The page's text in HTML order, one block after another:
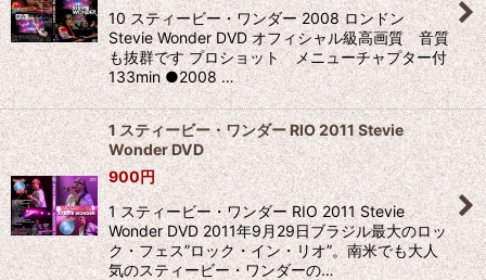
10 スティービー・ワンダー 2008 ロンドン
Stevie Wonder DVD オフィシャル級高画質 音質
も抜群です プロショット メニューチャプター付
133min ●2008 …
1 スティービー・ワンダー RIO 2011 Stevie
Wonder DVD
900円
1 スティービー・ワンダー RIO 2011 Stevie
Wonder DVD 2011年9月29日ブラジル最大のロッ
ク・フェス”ロック・イン・リオ”。南米でも大人
気のスティービー・ワンダーの…